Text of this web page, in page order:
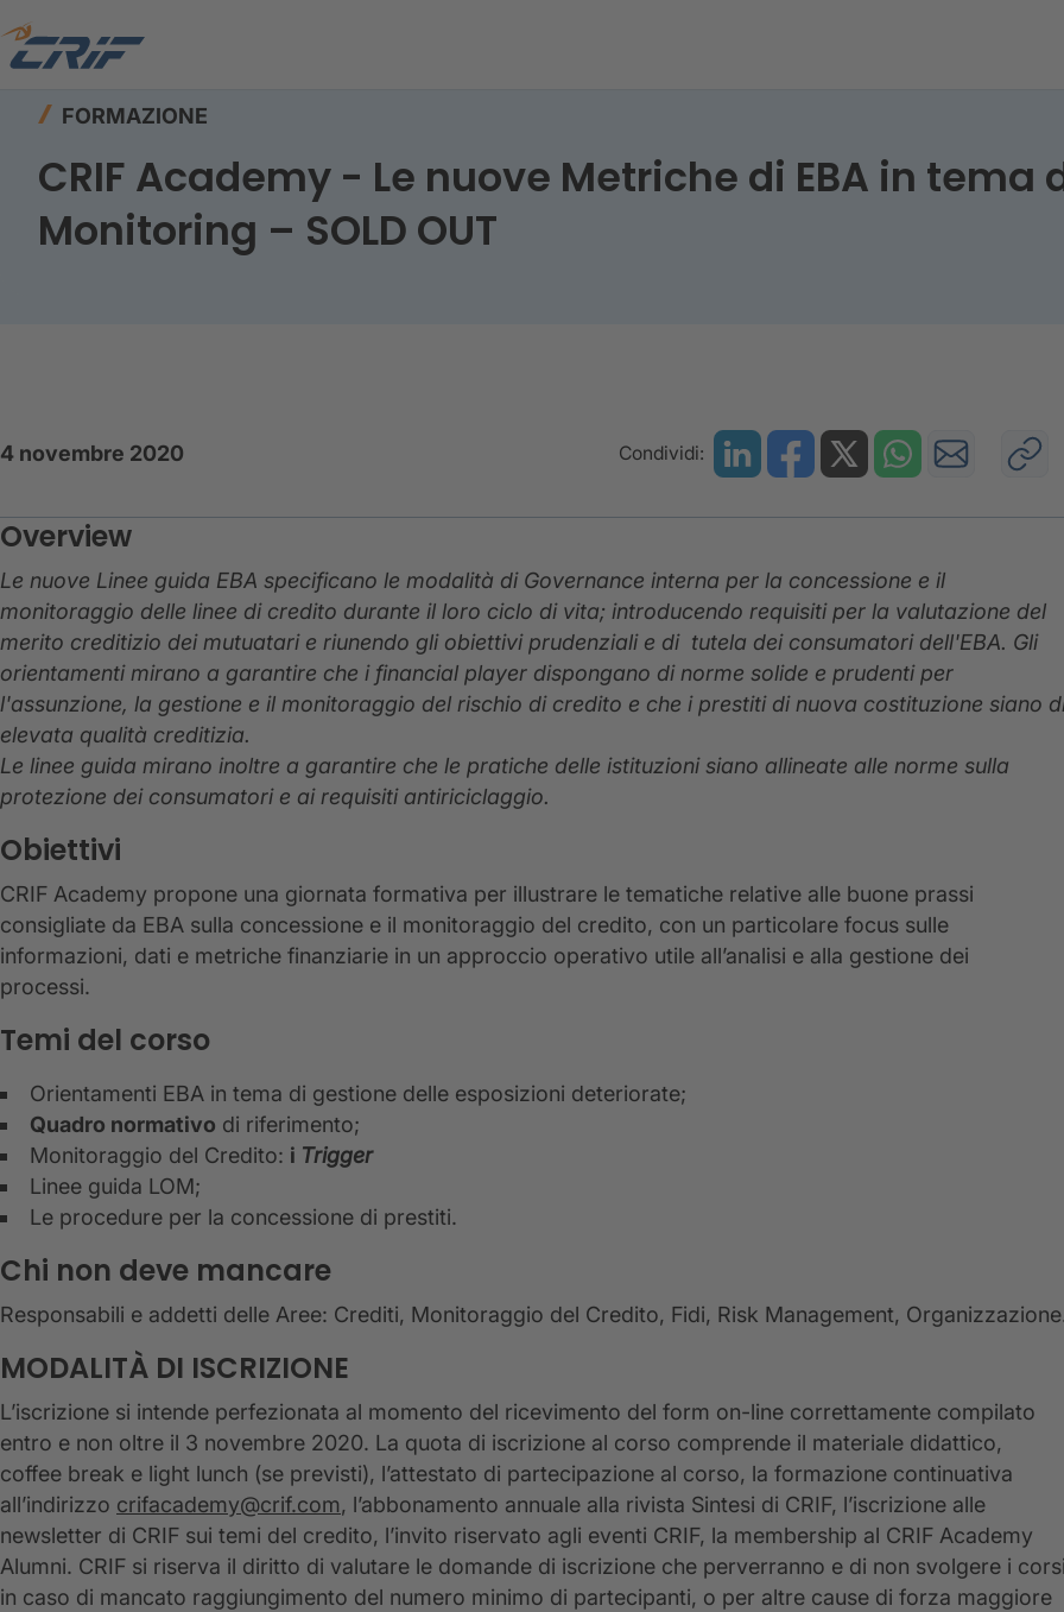
Home
FORMAZIONE
CRIF Academy - Le nuove Metriche di EBA in
Monitoring – SOLD OUT
4 novembre 2020 Condividi:
Overview
Le nuove Linee guida EBA specificano le modalità di Governance interna per la concessione e il
monitoraggio delle linee di credito durante il loro ciclo di vita; introducendo requisiti per la valutazione del
merito creditizio dei mutuatari e riunendo gli obiettivi prudenziali e di tutela dei consumatori dell'EBA. Gli
orientamenti mirano a garantire che i financial player dispongano di norme solide e prudenti per
l'assunzione, la gestione e il monitoraggio del rischio di credito e che i prestiti di nuova costituzione siano
elevata qualità creditizia.
Le linee guida mirano inoltre a garantire che le pratiche delle istituzioni siano allineate alle norme sulla
protezione dei consumatori e ai requisiti antiriciclaggio.
Obiettivi
CRIF Academy propone una giornata formativa per illustrare le tematiche relative alle buone prassi
consigliate da EBA sulla concessione e il monitoraggio del credito, con un particolare focus sulle
informazioni, dati e metriche finanziarie in un approccio operativo utile all’analisi e alla gestione dei
processi.
Temi del corso
Orientamenti EBA in tema di gestione delle esposizioni deteriorate;
Quadro normativo di riferimento;
Monitoraggio del Credito: i Trigger
Linee guida LOM;
Le procedure per la concessione di prestiti.
Chi non deve mancare
Responsabili e addetti delle Aree: Crediti, Monitoraggio del Credito, Fidi, Risk Management,
MODALITÀ DI ISCRIZIONE
L’iscrizione si intende perfezionata al momento del ricevimento del form on-line correttamente compilato
entro e non oltre il 3 novembre 2020. La quota di iscrizione al corso comprende il materiale didattico,
coffee break e light lunch (se previsti), l’attestato di partecipazione al corso, la formazione continuativa
all’indirizzo crifacademy@crif.com, l’abbonamento annuale alla rivista Sintesi di CRIF, l’iscrizione alle
newsletter di CRIF sui temi del credito, l’invito riservato agli eventi CRIF, la membership al CRIF Academy
Alumni. CRIF si riserva il diritto di valutare le domande di iscrizione che perverranno e di non svolgere i
in caso di mancato raggiungimento del numero minimo di partecipanti, o per altre cause di forza maggiore